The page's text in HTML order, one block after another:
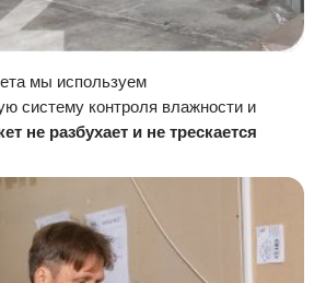
мы используем
систему контроля влажности и
не разбухает и не трескается